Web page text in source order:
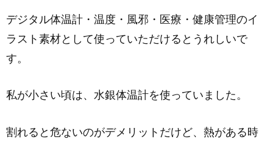
デジタル体温計・温度・風邪・医療・健康管理のイ
ラスト素材として使っていただけるとうれしいで
す。
私が小さい頃は、水銀体温計を使っていました。
割れると危ないのがデメリットだけど、熱がある時